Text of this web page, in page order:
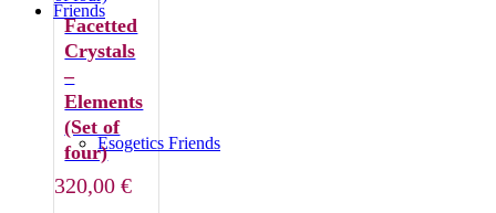
Friends
Esogetics Friends
Facetted
Crystals
–
Elements
(Set of
four)
320,00 €